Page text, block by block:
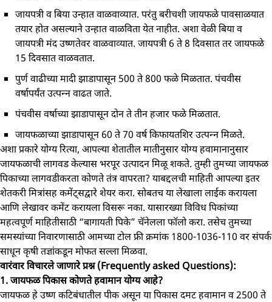
जायपत्री व बिया उन्‍हात वाळवाव्यात. परंतु बरीचशी जायफळे पावसाळयात
तयार होत असल्‍याने उन्‍हात वाळविता येत नाहीत. अशा वेळी बिया व
जायपत्री मंद उष्‍णतेवर वाळवाव्‍यात. जायपत्री 6 ते 8 दिवसात तर जायफळे
15 दिवसात वाळवतात.
पुर्ण वाढीच्‍या मादी झाडापासून 500 ते 800 फळे मिळतात. पंचवीस
वर्षापर्यंत उत्‍पन्‍न वाढत जाते.
पंचवीस वर्षाच्‍या झाडापासून दोन ते तीन हजार फळे मिळतात.
जायफळाच्या झाडापासून 60 ते 70 वर्ष किफायतशिर उत्‍पन्‍न मिळते.
अशा प्रकारे योग्य रित्या, आपल्या शेतातील मातीनुसार योग्य हवामानानुसार
जायफळाची लागवड केल्यास भरपूर उत्पादन मिळू शकते. तुम्ही तुमच्या जायफळ
पिकाच्या लागवडीकरता कोणते तंत्र वापरता? याबद्दलची माहिती आपल्या इतर
शेतकरी मित्रांसह कमेंट्सद्वारे शेयर करा. सोबतच या लेखाला लाईक करायला
आणि लेखावर कमेंट करायला विसरू नका. यासारख्या विविध पिकांच्या
महत्वपूर्ण माहितीसाठी “बागायती पिके” चॅनेलला फॉलो करा. तसेच तुमच्या
समस्यांच्या निवारणासाठी आमच्या टोल फ्री क्रमांक 1800-1036-110 वर संपर्क
साधून कृषी तज्ञांकडून मोफत सल्ला मिळवा.
वारंवार विचारले जाणारे प्रश्न (Frequently asked Questions):
1. जायफळ पिकास कोणते हवामान योग्य आहे?
जायफळ हे उष्‍ण कटिबंधातील पीक असून या पिकास दमट हवामान व 2500 ते